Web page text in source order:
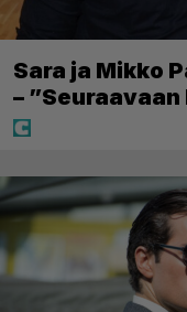
Sara ja Mikko
–